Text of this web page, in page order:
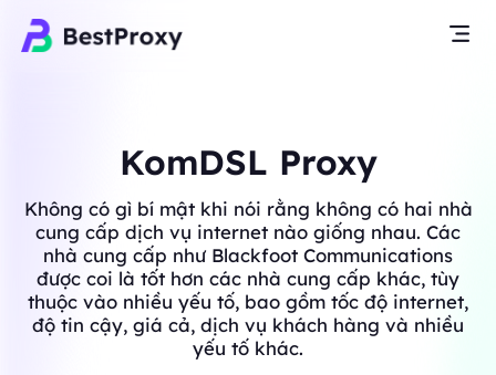
KomDSL Proxy
Không có gì bí mật khi nói rằng không có hai nhà
cung cấp dịch vụ internet nào giống nhau. Các
nhà cung cấp như Blackfoot Communications
được coi là tốt hơn các nhà cung cấp khác, tùy
thuộc vào nhiều yếu tố, bao gồm tốc độ internet,
độ tin cậy, giá cả, dịch vụ khách hàng và nhiều
yếu tố khác.